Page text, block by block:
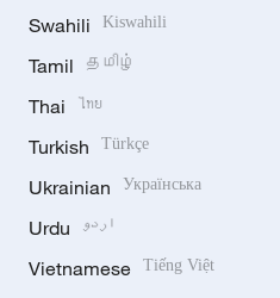
Swahili Kiswahili
Tamil தமிழ்
Thai ไทย
Turkish Türkçe
Ukrainian Українська
Urdu اردو
Vietnamese Tiếng Việt